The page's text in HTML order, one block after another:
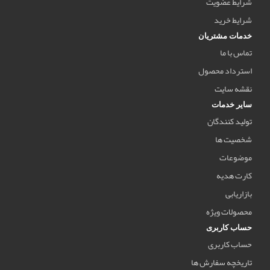
شرایط خرید
خدمات مشتریان
تماس با ما
استرداد محصول
نقشه سایت
سایر خدمات
تولید کنندگان
شخصیت ها
موضوعات
کارت هدیه
بازاریابی
محصولات ویژه
حساب کاربری
حساب کاربری
تاریخچه سفارش ها